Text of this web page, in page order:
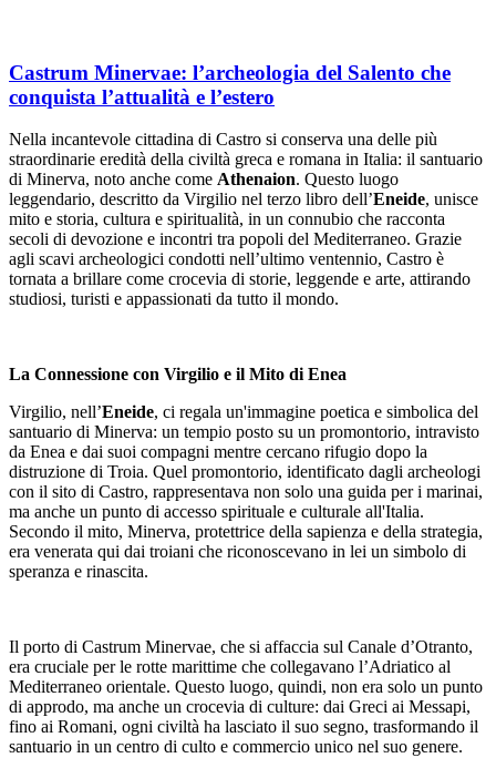
Castrum Minervae: l’archeologia del Salento che
conquista l’attualità e l’estero
Nella incantevole cittadina di Castro si conserva una delle più
straordinarie eredità della civiltà greca e romana in Italia: il santuario
di Minerva, noto anche come Athenaion. Questo luogo
leggendario, descritto da Virgilio nel terzo libro dell’Eneide, unisce
mito e storia, cultura e spiritualità, in un connubio che racconta
secoli di devozione e incontri tra popoli del Mediterraneo. Grazie
agli scavi archeologici condotti nell’ultimo ventennio, Castro è
tornata a brillare come crocevia di storie, leggende e arte, attirando
studiosi, turisti e appassionati da tutto il mondo.
La Connessione con Virgilio e il Mito di Enea
Virgilio, nell’Eneide, ci regala un'immagine poetica e simbolica del
santuario di Minerva: un tempio posto su un promontorio, intravisto
da Enea e dai suoi compagni mentre cercano rifugio dopo la
distruzione di Troia. Quel promontorio, identificato dagli archeologi
con il sito di Castro, rappresentava non solo una guida per i marinai,
ma anche un punto di accesso spirituale e culturale all'Italia.
Secondo il mito, Minerva, protettrice della sapienza e della strategia,
era venerata qui dai troiani che riconoscevano in lei un simbolo di
speranza e rinascita.
Il porto di Castrum Minervae, che si affaccia sul Canale d’Otranto,
era cruciale per le rotte marittime che collegavano l’Adriatico al
Mediterraneo orientale. Questo luogo, quindi, non era solo un punto
di approdo, ma anche un crocevia di culture: dai Greci ai Messapi,
fino ai Romani, ogni civiltà ha lasciato il suo segno, trasformando il
santuario in un centro di culto e commercio unico nel suo genere.